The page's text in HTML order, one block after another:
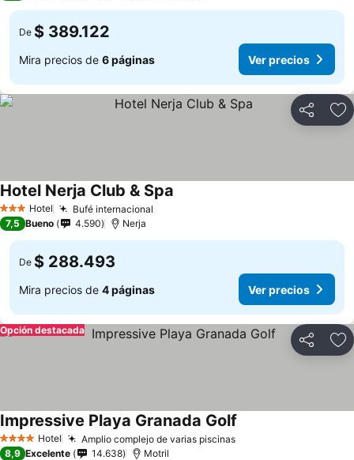
De $ 389.122
Mira precios de 6 páginas Ver precios
Compartir
3 Estrellas
Hotel Bufé internacional
Hotel Nerja Club & Spa
7,5 Bueno 4.590 Nerja
De $ 288.493
Mira precios de 4 páginas Ver precios
Compartir
Opción destacada
4 EstrellasHotel Amplio complejo de varias piscinas
Impressive Playa Granada Golf
8,9 Excelente 14.638 Motril